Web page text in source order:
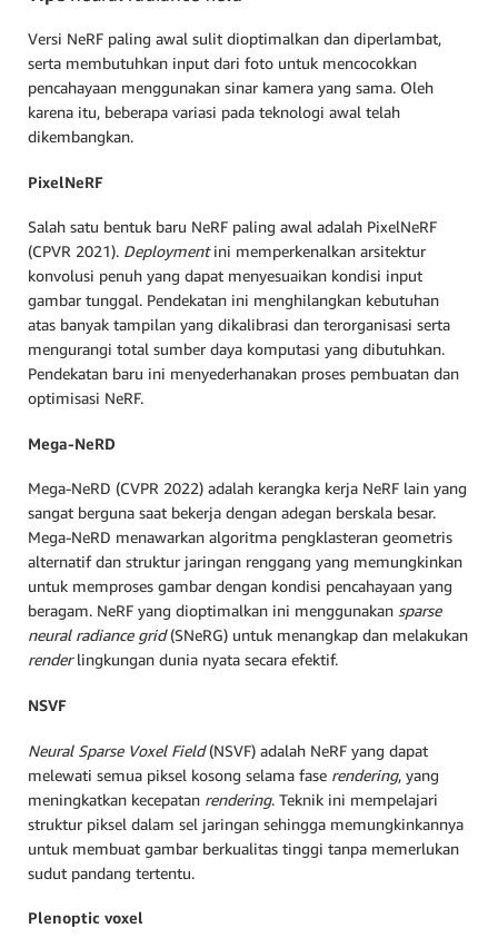
Versi NeRF paling awal sulit dioptimalkan dan diperlambat,
serta membutuhkan input dari foto untuk mencocokkan
pencahayaan menggunakan sinar kamera yang sama. Oleh
karena itu, beberapa variasi pada teknologi awal telah
dikembangkan.
PixelNeRF
Salah satu bentuk baru NeRF paling awal adalah PixelNeRF
(CPVR 2021). Deploymentini memperkenalkan arsitektur
konvolusi penuh yang dapat menyesuaikan kondisi input
gambar tunggal. Pendekatan ini menghilangkan kebutuhan
atas banyak tampilan yang dikalibrasi dan terorganisasi serta
mengurangi total sumber daya komputasi yang dibutuhkan.
Pendekatan baru ini menyederhanakan proses pembuatan dan
optimisasi NeRF.
Mega-NeRD
Mega-NeRD (CVPR 2022) adalah kerangka kerja NeRF lain yang
sangat berguna saat bekerja dengan adegan berskala besar.
Mega-NeRD menawarkan algoritma pengklasteran geometris
alternatif dan struktur jaringan renggang yang memungkinkan
untuk memproses gambar dengan kondisi pencahayaan yang
beragam. NeRF yang dioptimalkan ini menggunakan sparse
neural radiance grid(SNeRG) untuk menangkap dan melakukan
renderlingkungan dunia nyata secara efektif.
NSVF
Neural Sparse Voxel Field(NSVF) adalah NeRF yang dapat
melewati semua piksel kosong selama fase rendering, yang
meningkatkan kecepatan rendering. Teknik ini mempelajari
struktur piksel dalam sel jaringan sehingga memungkinkannya
untuk membuat gambar berkualitas tinggi tanpa memerlukan
sudut pandang tertentu.
Plenoptic voxel